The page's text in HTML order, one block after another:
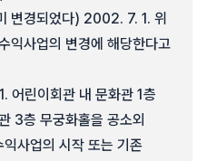
변경되었다) 2002. 7. 1. 위
익사업의 변경에 해당한다고
어린이회관 내 문화관 1층
3층 무궁화홀을 공소외
사업의 시작 또는 기존